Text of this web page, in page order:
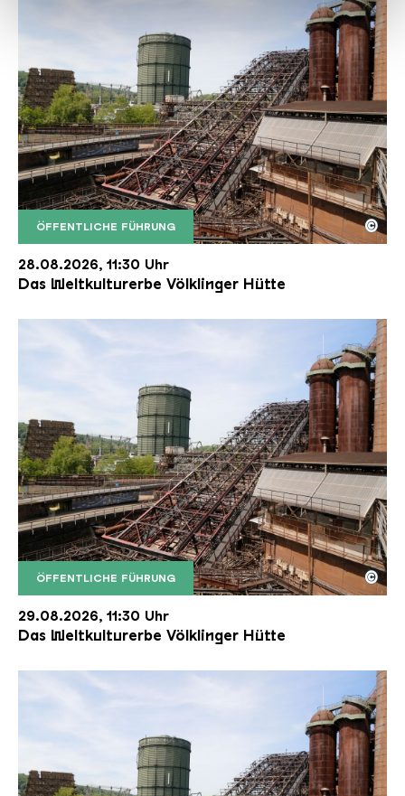
ÖFFENTLICHE FÜHRUNG
Der Erzschrägaufzug der Völklinger Hütte mit
Copyright: Weltkulturerbe Völklinger Hütte | Karl
©
28.08.2026, 11:30 Uhr
Das Weltkulturerbe Völklinger Hütte
ÖFFENTLICHE FÜHRUNG
Der Erzschrägaufzug der Völklinger Hütte mit
Copyright: Weltkulturerbe Völklinger Hütte | Karl
©
29.08.2026, 11:30 Uhr
Das Weltkulturerbe Völklinger Hütte